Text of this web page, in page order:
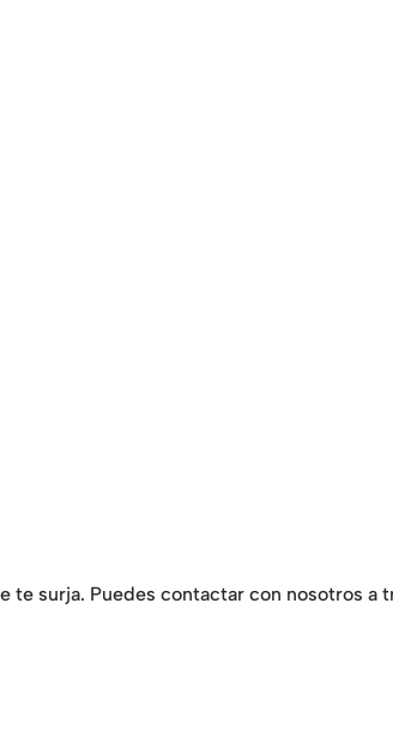
te surja. Puedes contactar con nosotros